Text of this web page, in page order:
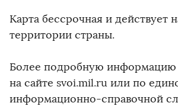
Карта бессрочная и действует
территории страны.
Более подробную
на сайте svoi.mil.ru или по
информационно-справочной